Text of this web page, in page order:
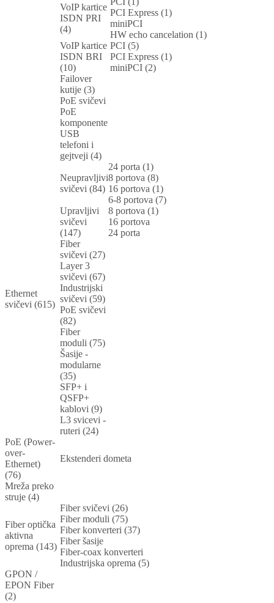
VoIP kartice
ISDN PRI
(4)
PCI Express (1)
miniPCI
HW echo cancelation (1)
VoIP kartice
ISDN BRI
(10)
PCI (5)
PCI Express (1)
miniPCI (2)
Failover
kutije (3)
PoE svičevi
PoE
komponente
USB
telefoni i
gejtveji (4)
Ethernet
svičevi (615)
Neupravljivi
svičevi (84)
24 porta (1)
8 portova (8)
16 portova (1)
6-8 portova (7)
Upravljivi
svičevi
(147)
8 portova (1)
16 portova
24 porta
Fiber
svičevi (27)
Layer 3
svičevi (67)
Industrijski
svičevi (59)
PoE svičevi
(82)
Fiber
moduli (75)
Šasije -
modularne
(35)
SFP+ i
QSFP+
kablovi (9)
L3 svicevi -
ruteri (24)
PoE (Power-
over-
Ethernet)
(76)
Ekstenderi dometa
Mreža preko
struje (4)
Fiber optička
aktivna
oprema (143)
Fiber svičevi (26)
Fiber moduli (75)
Fiber konverteri (37)
Fiber šasije
Fiber-coax konverteri
Industrijska oprema (5)
GPON /
EPON Fiber
(2)